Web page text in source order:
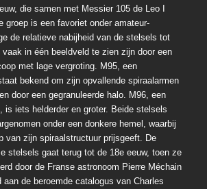
die samen met Messier 105 de Leo I
groep is een favoriet onder amateur-
de relatieve nabijheid van de stelsels tot
vaak in één beeldveld te zien zijn door een
met lage vergroting. M95, een
bekend om zijn opvallende spiraalarmen
door een gegranuleerde halo. M96, een
is iets helderder en groter. Beide stelsels
onder een donkere hemel, waarbij
van zijn spiraalstructuur prijsgeeft. De
stelsels gaat terug tot de 18e eeuw, toen ze
door de Franse astronoom Pierre Méchain
aan de beroemde catalogus van Charles